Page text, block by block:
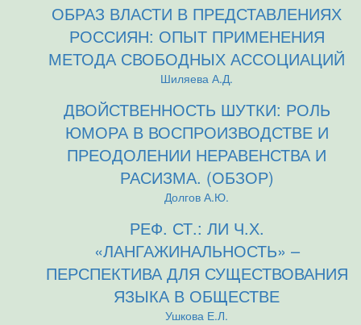
ОБРАЗ ВЛАСТИ В ПРЕДСТАВЛЕНИЯХ
РОССИЯН: ОПЫТ ПРИМЕНЕНИЯ
МЕТОДА СВОБОДНЫХ АССОЦИАЦИЙ
Шиляева А.Д.
ДВОЙСТВЕННОСТЬ ШУТКИ: РОЛЬ
ЮМОРА В ВОСПРОИЗВОДСТВЕ И
ПРЕОДОЛЕНИИ НЕРАВЕНСТВА И
РАСИЗМА. (ОБЗОР)
Долгов А.Ю.
РЕФ. СТ.: ЛИ Ч.Х.
«ЛАНГАЖИНАЛЬНОСТЬ» –
ПЕРСПЕКТИВА ДЛЯ СУЩЕСТВОВАНИЯ
ЯЗЫКА В ОБЩЕСТВЕ
Ушкова Е.Л.